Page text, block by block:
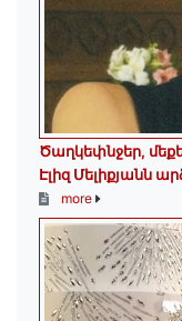
Ծաղկեփնջեր,
Էլիզ Մելիքյանն
more